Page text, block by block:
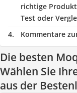
richtige
Test oder
Kommentare
Die besten
Wählen Sie
aus der